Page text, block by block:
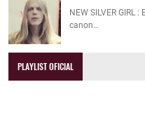
NEW SILVER GIRL
canon…
PLAYLIST OFICIAL